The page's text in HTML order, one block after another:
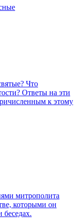
Что
Ответы на эти
к этому
митрополита
которыми он
беседах.